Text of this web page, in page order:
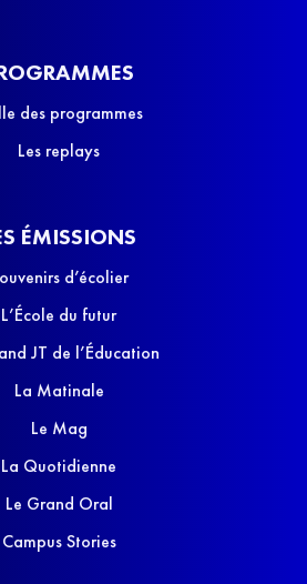
des programmes
Les replays
ÉMISSIONS
d’écolier
L’École du futur
JT de l’Éducation
La Matinale
Le Mag
La Quotidienne
Le Grand Oral
Campus Stories